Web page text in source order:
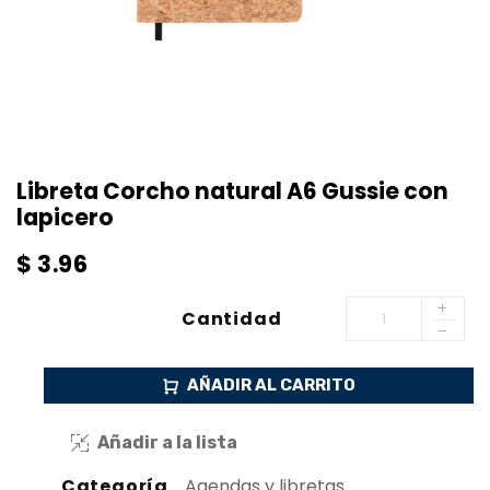
Libreta Corcho natural A6 Gussie con
lapicero
$ 3.96
Cantidad
AÑADIR AL CARRITO
Añadir a la lista